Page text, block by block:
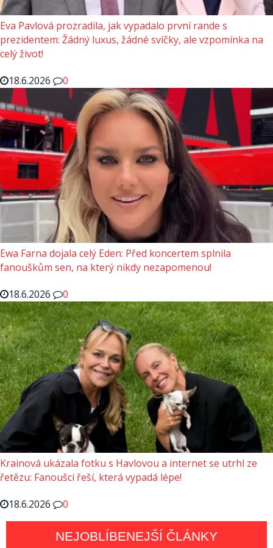
Eva Pavlová prozradila, jak vypadalo první rande s
prezidentem: Žádný luxus, žádné svíčky, ale vzpomínka na
celý život!
18.6.2026
0
Ewa Farna dojala celý Eden: Před koncertem splnila
fanouškům sen, na který nikdy nezapomenou!
18.6.2026
0
Krainová ukázala fotku s Havlovou a internet se utrhl ze
řetězu: Fanoušci řeší, která vypadá lépe!
18.6.2026
0
NEJOBLÍBENEJŠÍ ČLÁNKY